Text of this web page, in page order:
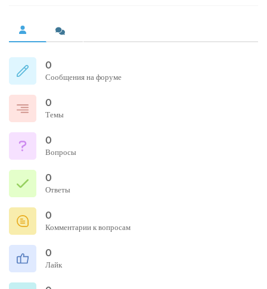
0
Сообщения на форуме
0
Темы
0
Вопросы
0
Ответы
0
Комментарии к вопросам
0
Лайк